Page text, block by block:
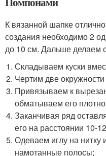
К вязанной шапке
создания необходимо 2
до 10 см. Дальше делаем
Складываем куски
Чертим две
Привязываем к
обматываем его
Заканчивая ряд
его на расстоянии 10-
Одеваем иглу на нитку
намотанные полосы;